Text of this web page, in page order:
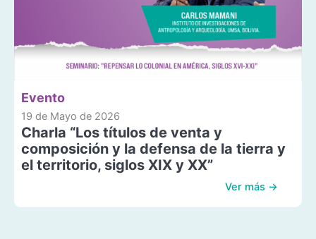
Evento
19 de Mayo de 2026
Charla “Los títulos de venta y
composición y la defensa de la tierra y
el territorio, siglos XIX y XX”
Ver más →